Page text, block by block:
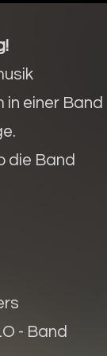
einer Band
die Band
- Band